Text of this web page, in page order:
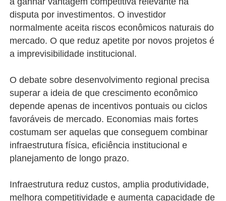
disputa por investimentos. O investidor
normalmente aceita riscos econômicos naturais do
mercado. O que reduz apetite por novos projetos é
a imprevisibilidade institucional.
O debate sobre desenvolvimento regional precisa
superar a ideia de que crescimento econômico
depende apenas de incentivos pontuais ou ciclos
favoráveis de mercado. Economias mais fortes
costumam ser aquelas que conseguem combinar
infraestrutura física, eficiência institucional e
planejamento de longo prazo.
Infraestrutura reduz custos, amplia produtividade,
melhora competitividade e aumenta capacidade de